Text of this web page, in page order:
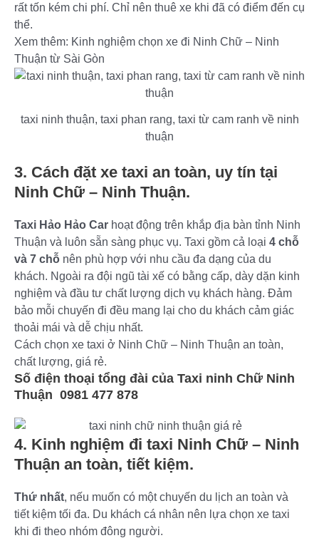
rất tốn kém chi phí. Chỉ nên thuê xe khi đã có điểm đến cụ
thể.
Xem thêm: Kinh nghiệm chọn xe đi Ninh Chữ – Ninh
Thuận từ Sài Gòn
taxi ninh thuận, taxi phan rang, taxi từ cam ranh về ninh
thuận
3. Cách đặt xe taxi an toàn, uy tín tại
Ninh Chữ – Ninh Thuận.
Taxi Hảo Hảo Car hoạt động trên khắp địa bàn tỉnh Ninh
Thuận và luôn sẵn sàng phục vụ. Taxi gồm cả loại 4 chỗ
và 7 chỗ nên phù hợp với nhu cầu đa dạng của du
khách. Ngoài ra đội ngũ tài xế có bằng cấp, dày dặn kinh
nghiệm và đầu tư chất lượng dịch vụ khách hàng. Đảm
bảo mỗi chuyến đi đều mang lại cho du khách cảm giác
thoải mái và dễ chịu nhất.
Cách chọn xe taxi ở Ninh Chữ – Ninh Thuận an toàn,
chất lượng, giá rẻ.
Số điện thoại tổng đài của Taxi ninh Chữ Ninh
Thuận 0981 477 878
4. Kinh nghiệm đi taxi Ninh Chữ – Ninh
Thuận an toàn, tiết kiệm.
Thứ nhất, nếu muốn có một chuyến du lịch an toàn và
tiết kiệm tối đa. Du khách cá nhân nên lựa chọn xe taxi
khi đi theo nhóm đông người.